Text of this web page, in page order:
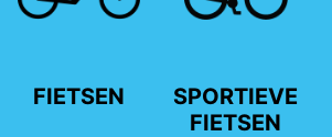
FIETSEN
SPORTIEVE
FIETSEN